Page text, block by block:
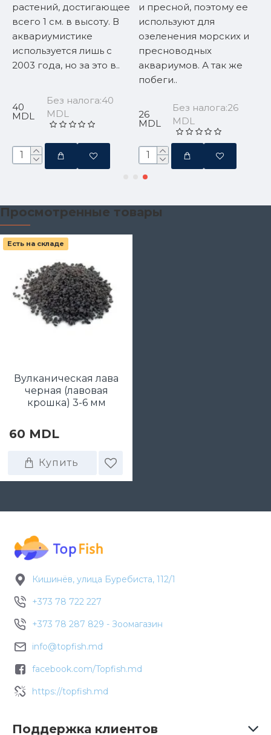
растений, достигающее
всего 1 см. в высоту. В
аквариумистике
используется лишь с
2003 года, но за это в..
40
MDL
Без налога:40
MDL
и пресной, поэтому ее
используют для
озеленения морских и
пресноводных
аквариумов. А так же
побеги..
26
MDL
Без налога:26
MDL
Просмотренные товары
Есть на складе
Вулканическая лава
черная (лавовая
крошка) 3-6 мм
60 MDL
Купить
Кишинёв, улица Буребиста, 112/1
+373 78 722 227
+373 78 287 829 - Зоомагазин
info@topfish.md
facebook.com/Topfish.md
https://topfish.md
Поддержка клиентов